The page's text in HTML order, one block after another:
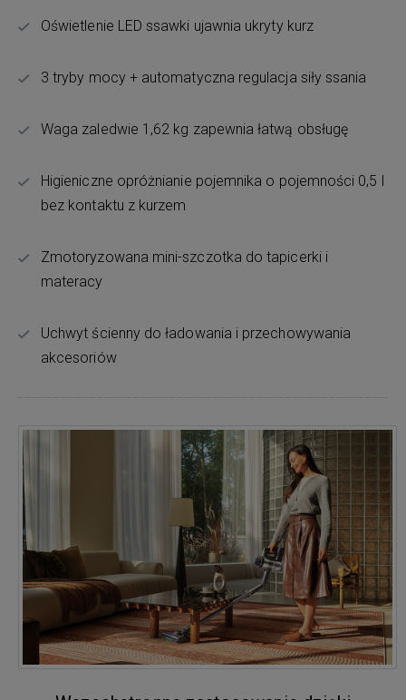
Oświetlenie LED ssawki ujawnia ukryty kurz
3 tryby mocy + automatyczna regulacja siły ssania
Waga zaledwie 1,62 kg zapewnia łatwą obsługę
Higieniczne opróżnianie pojemnika o pojemności 0,5 l
bez kontaktu z kurzem
Zmotoryzowana mini-szczotka do tapicerki i
materacy
Uchwyt ścienny do ładowania i przechowywania
akcesoriów